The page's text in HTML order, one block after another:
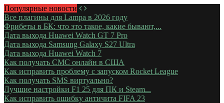
Популярные новости
Все плагины для Lampa в 2026 году
Фрибеты в БК: что это такое, какие бывают,...
Дата выхода Huawei Watch GT 7 Pro
Дата выхода Samsung Galaxy S27 Ultra
Дата выхода Huawei Watch 7
Как получать СМС онлайн в США
Как исправить проблему с запуском Rocket League
Как получать SMS виртуально?
Лучшие настройки F1 25 для ПК и Steam...
Как исправить ошибку античита FIFA 23